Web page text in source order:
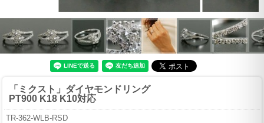
「ミクスト」ダイヤモンドリング
PT900 K18 K10対応
TR-362-WLB-RSD